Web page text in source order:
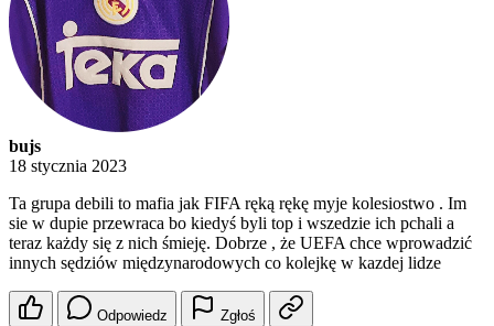
bujs
18 stycznia 2023
Ta grupa debili to mafia jak FIFA ręką rękę myje kolesiostwo . Im
sie w dupie przewraca bo kiedyś byli top i wszedzie ich pchali a
teraz każdy się z nich śmieję. Dobrze , że UEFA chce wprowadzić
innych sędziów międzynarodowych co kolejkę w kazdej lidze
Odpowiedz Zgłoś